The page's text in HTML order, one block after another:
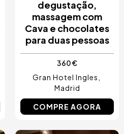
degustação,
massagem com
Cava e chocolates
para duas pessoas
360 €
Gran Hotel Ingles
Madrid
COMPRE AGORA